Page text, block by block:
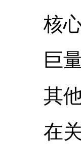
核心
巨量
其他
在关